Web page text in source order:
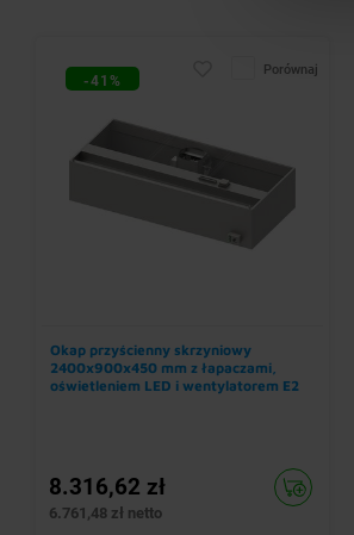
-41%
Porównaj
Okap przyścienny skrzyniowy
2400x900x450 mm z łapaczami,
oświetleniem LED i wentylatorem E2
8.316,62 zł
6.761,48 zł netto